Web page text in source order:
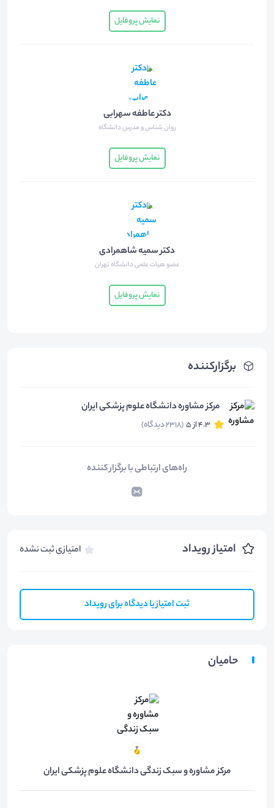
برگزارکننده
مرکز مشاوره دانشگاه علوم پزشکی ایران
4.3 از 5 (2318 دیدگاه)
راه‌های ارتباطی با برگزار کننده
امتیاز رویداد امتیازی ثبت نشده
ثبت امتیاز یا دیدگاه برای رویداد
نمایش پروفایل
دکتر عاطفه سهرابی
روان شناس و مدرس دانشگاه
نمایش پروفایل
دکتر سمیه شاهمرادی
عضو هیات علمی دانشگاه تهران
نمایش پروفایل
حامیان
مرکز مشاوره و سبک زندگی دانشگاه علوم پزشکی ایران